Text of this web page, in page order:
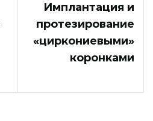
Имплантация и
протезирование
«циркониевыми»
коронками